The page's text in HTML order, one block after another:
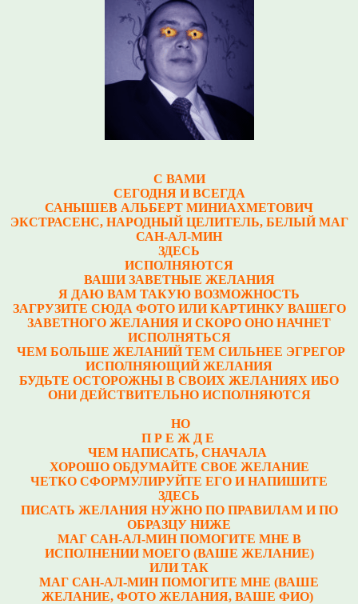
С ВАМИ
СЕГОДНЯ И ВСЕГДА
САНЫШЕВ АЛЬБЕРТ МИНИАХМЕТОВИЧ
ЭКСТРАСЕНС, НАРОДНЫЙ ЦЕЛИТЕЛЬ, БЕЛЫЙ МАГ
САН-АЛ-МИН
ЗДЕСЬ
ИСПОЛНЯЮТСЯ
ВАШИ ЗАВЕТНЫЕ ЖЕЛАНИЯ
Я ДАЮ ВАМ ТАКУЮ ВОЗМОЖНОСТЬ
ЗАГРУЗИТЕ СЮДА ФОТО ИЛИ КАРТИНКУ ВАШЕГО
ЗАВЕТНОГО ЖЕЛАНИЯ И СКОРО ОНО НАЧНЕТ
ИСПОЛНЯТЬСЯ
ЧЕМ БОЛЬШЕ ЖЕЛАНИЙ ТЕМ СИЛЬНЕЕ ЭГРЕГОР
ИСПОЛНЯЮЩИЙ ЖЕЛАНИЯ
БУДЬТЕ ОСТОРОЖНЫ В СВОИХ ЖЕЛАНИЯХ ИБО
ОНИ ДЕЙСТВИТЕЛЬНО ИСПОЛНЯЮТСЯ
НО
П Р Е Ж Д Е
ЧЕМ НАПИСАТЬ, СНАЧАЛА
ХОРОШО ОБДУМАЙТЕ СВОЕ ЖЕЛАНИЕ
ЧЕТКО СФОРМУЛИРУЙТЕ ЕГО И НАПИШИТЕ
ЗДЕСЬ
ПИСАТЬ ЖЕЛАНИЯ НУЖНО ПО ПРАВИЛАМ И ПО
ОБРАЗЦУ НИЖЕ
МАГ САН-АЛ-МИН ПОМОГИТЕ МНЕ В
ИСПОЛНЕНИИ МОЕГО (ВАШЕ ЖЕЛАНИЕ)
ИЛИ ТАК
МАГ САН-АЛ-МИН ПОМОГИТЕ МНЕ (ВАШЕ
ЖЕЛАНИЕ, ФОТО ЖЕЛАНИЯ, ВАШЕ ФИО)